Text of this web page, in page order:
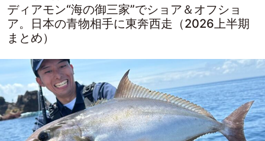
ディアモン“海の御三家”でショア＆オフショ
ア。日本の青物相手に東奔西走（2026上半期
まとめ）